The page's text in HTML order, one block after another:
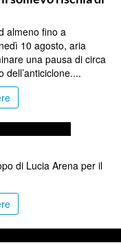
almeno fino a
10 agosto, aria
una pausa di circa
di Lucia Arena per il